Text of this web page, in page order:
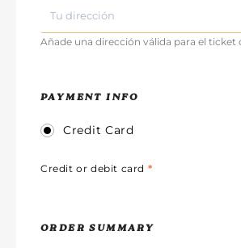
Añade una dirección válida para el ticket
PAYMENT INFO
Credit Card
Credit or debit card *
ORDER SUMMARY